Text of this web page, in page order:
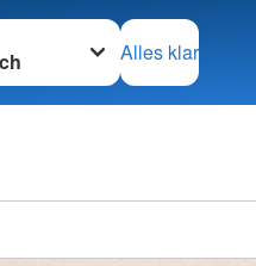
zu
Alles klar